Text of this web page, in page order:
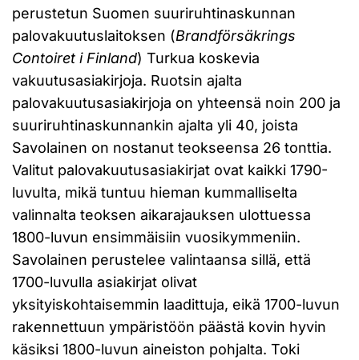
perustetun Suomen suuriruhtinaskunnan
palovakuutuslaitoksen (Brandförsäkrings
Contoiret i Finland) Turkua koskevia
vakuutusasiakirjoja. Ruotsin ajalta
palovakuutusasiakirjoja on yhteensä noin 200 ja
suuriruhtinaskunnankin ajalta yli 40, joista
Savolainen on nostanut teokseensa 26 tonttia.
Valitut palovakuutusasiakirjat ovat kaikki 1790-
luvulta, mikä tuntuu hieman kummalliselta
valinnalta teoksen aikarajauksen ulottuessa
1800-luvun ensimmäisiin vuosikymmeniin.
Savolainen perustelee valintaansa sillä, että
1700-luvulla asiakirjat olivat
yksityiskohtaisemmin laadittuja, eikä 1700-luvun
rakennettuun ympäristöön päästä kovin hyvin
käsiksi 1800-luvun aineiston pohjalta. Toki